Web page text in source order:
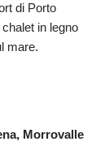
di Porto
in legno
mare.
Morrovalle